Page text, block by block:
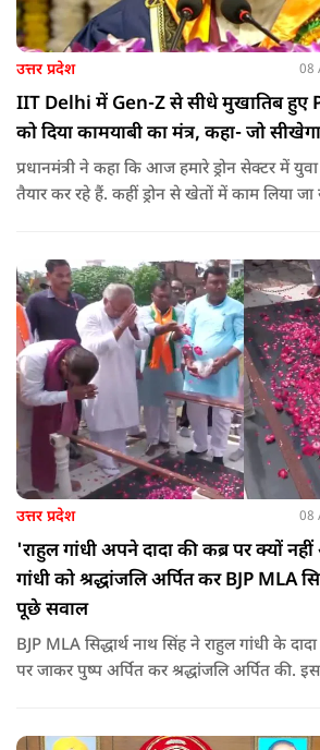
उत्तर प्रदेश 08
IIT Delhi में Gen-Z से सीधे मुखातिब हुए
को दिया कामयाबी का मंत्र, कहा- जो
प्रधानमंत्री ने कहा कि आज हमारे ड्रोन सेक्टर में
तैयार कर रहे हैं. कहीं ड्रोन से खेतों में काम लिया जा
उत्तर प्रदेश 08
'राहुल गांधी अपने दादा की कब्र पर क्यों
गांधी को श्रद्धांजलि अर्पित कर BJP MLA
पूछे सवाल
BJP MLA सिद्धार्थ नाथ सिंह ने राहुल गांधी के
पर जाकर पुष्प अर्पित कर श्रद्धांजलि अर्पित की.